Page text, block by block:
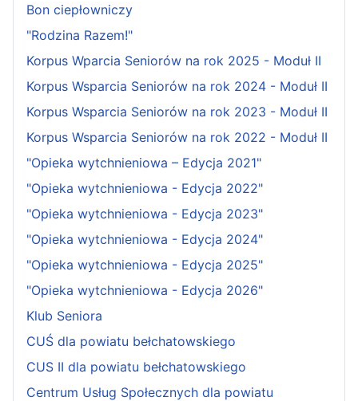
Bon ciepłowniczy
"Rodzina Razem!"
Korpus Wparcia Seniorów na rok 2025 - Moduł II
Korpus Wsparcia Seniorów na rok 2024 - Moduł II
Korpus Wsparcia Seniorów na rok 2023 - Moduł II
Korpus Wsparcia Seniorów na rok 2022 - Moduł II
"Opieka wytchnieniowa – Edycja 2021"
"Opieka wytchnieniowa - Edycja 2022"
"Opieka wytchnieniowa - Edycja 2023"
"Opieka wytchnieniowa - Edycja 2024"
"Opieka wytchnieniowa - Edycja 2025"
"Opieka wytchnieniowa - Edycja 2026"
Klub Seniora
CUŚ dla powiatu bełchatowskiego
CUS II dla powiatu bełchatowskiego
Centrum Usług Społecznych dla powiatu